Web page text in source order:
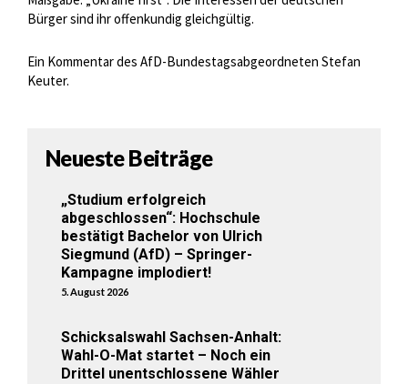
Bürger sind ihr offenkundig gleichgültig.
Ein Kommentar des AfD-Bundestagsabgeordneten Stefan
Keuter.
Neueste Beiträge
„Studium erfolgreich
abgeschlossen“: Hochschule
bestätigt Bachelor von Ulrich
Siegmund (AfD) – Springer-
Kampagne implodiert!
5. August 2026
Schicksalswahl Sachsen-Anhalt:
Wahl-O-Mat startet – Noch ein
Drittel unentschlossene Wähler